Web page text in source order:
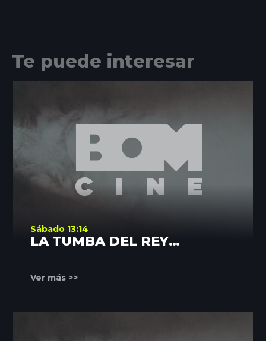
Te puede interesar
Sábado 13:14
LA TUMBA DEL REY
Ver más >>